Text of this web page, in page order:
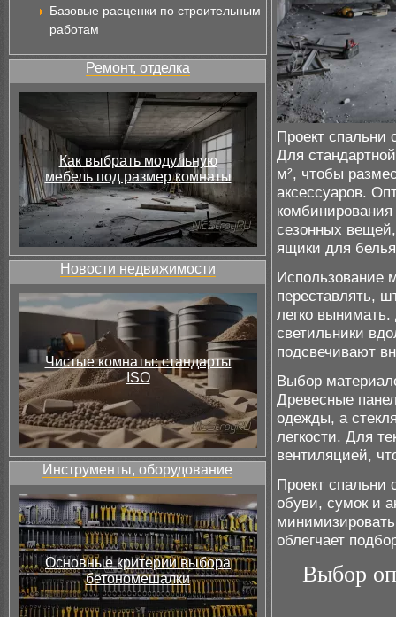
Базовые расценки по строительным
работам
Ремонт, отделка
Как выбрать модульную
мебель под размер комнаты
Новости недвижимости
Чистые комнаты: стандарты
ISO
Инструменты, оборудование
Основные критерии выбора
бетономешалки
Проект спальни
Для
м², чтобы
аксессуаров.
сезонных
ящики для
Использование
переставлять,
легко
светильники
подсвечивают
Выбор
Древесные
одежды, а
легкости. Для
вентиляцией,
Проект спальни
обуви, сумок и
облегчает
Выбор